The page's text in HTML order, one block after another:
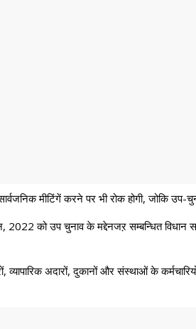
मीटिंगें करने पर भी रोक होगी, जोकि उप-
को उप चुनाव के मद्देनजऱ सम्बन्धित
व्यापारिक अदारों, दुकानों और संस्थाओं के